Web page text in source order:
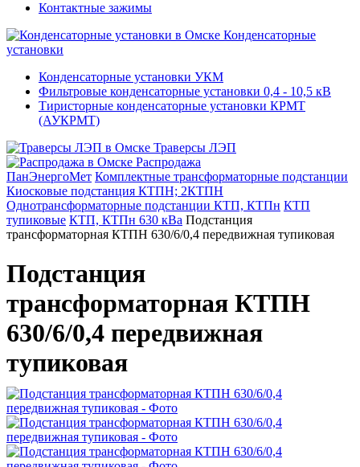
Контактные зажимы
Конденсаторные
установки
Конденсаторные установки УКМ
Фильтровые конденсаторные установки 0,4 - 10,5 кВ
Тиристорные конденсаторные установки КРМТ
(АУКРМТ)
Траверсы ЛЭП
Распродажа
ПанЭнергоМет Комплектные трансформаторные подстанции
Киосковые подстанция КТПН; 2КТПН
Однотрансформаторные подстанции КТП, КТПн КТП
тупиковые КТП, КТПн 630 кВа Подстанция
трансформаторная КТПН 630/6/0,4 передвижная тупиковая
Подстанция
трансформаторная КТПН
630/6/0,4 передвижная
тупиковая